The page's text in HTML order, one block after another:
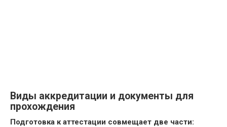
Виды аккредитации и документы для
прохождения
Подготовка к аттестации совмещает две части: